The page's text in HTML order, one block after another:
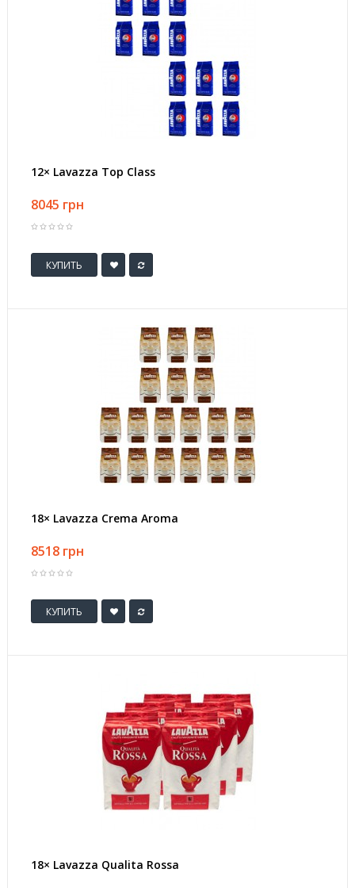
12× Lavazza Top Class
8045 грн
КУПИТЬ
18× Lavazza Crema Aroma
8518 грн
КУПИТЬ
18× Lavazza Qualita Rossa